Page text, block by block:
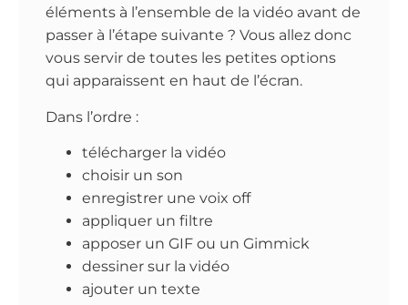
éléments à l’ensemble de la vidéo avant de
passer à l’étape suivante ? Vous allez donc
vous servir de toutes les petites options
qui apparaissent en haut de l’écran.
Dans l’ordre :
télécharger la vidéo
choisir un son
enregistrer une voix off
appliquer un filtre
apposer un GIF ou un Gimmick
dessiner sur la vidéo
ajouter un texte